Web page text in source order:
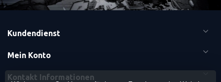
Kundendienst
Mein Konto
Kontakt Informationen